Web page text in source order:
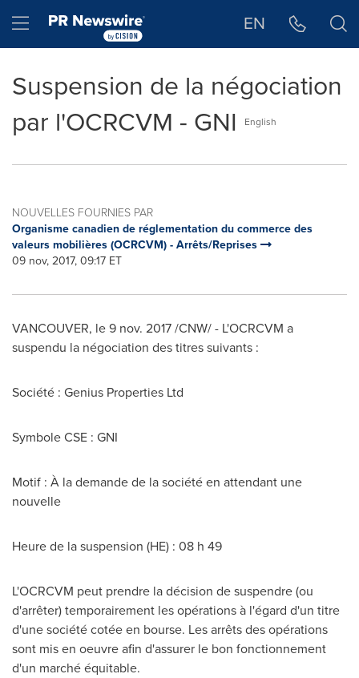
Hamburger menu EN
Suspension de la négociation
par l'OCRCVM - GNI
English
NOUVELLES FOURNIES PAR
Organisme canadien de réglementation du commerce des
valeurs mobilières (OCRCVM) - Arrêts/Reprises
09 nov, 2017, 09:17 ET
VANCOUVER, le9 nov. 2017/CNW/ - L'OCRCVM a
suspendu la négociation des titres suivants :
Société : Genius Properties Ltd
Symbole CSE : GNI
Motif : À la demande de la société en attendant une
nouvelle
Heure de la suspension (HE) : 08 h 49
L'OCRCVM peut prendre la décision de suspendre (ou
d'arrêter) temporairement les opérations à l'égard d'un titre
d'une société cotée en bourse. Les arrêts des opérations
sont mis en oeuvre afin d'assurer le bon fonctionnement
d'un marché équitable.